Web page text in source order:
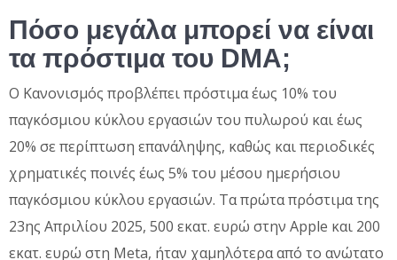
Πόσο μεγάλα μπορεί να είναι
τα πρόστιμα του DMA;
Ο Κανονισμός προβλέπει πρόστιμα έως 10% του
παγκόσμιου κύκλου εργασιών του πυλωρού και έως
20% σε περίπτωση επανάληψης, καθώς και περιοδικές
χρηματικές ποινές έως 5% του μέσου ημερήσιου
παγκόσμιου κύκλου εργασιών. Τα πρώτα πρόστιμα της
23ης Απριλίου 2025, 500 εκατ. ευρώ στην Apple και 200
εκατ. ευρώ στη Meta, ήταν χαμηλότερα από το ανώτατο